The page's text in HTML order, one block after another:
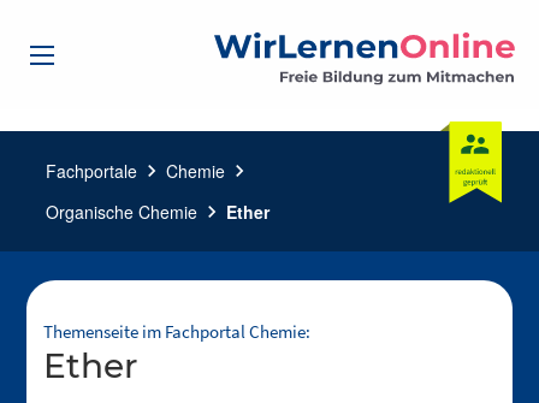
Fachportale chevron_right Chemie chevron_right
Organische Chemie chevron_right Ether
Themenseite im Fachportal Chemie:
Ether